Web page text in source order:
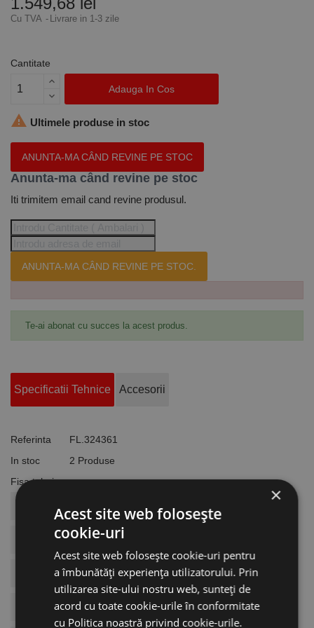
Cu TVA Livrare in 1-3 zile
Cantitate
Adauga In Cos
 Ultimele produse in stoc
ANUNTA-MA CÂND REVINE PE STOC
Anunta-ma când revine pe stoc
Iti trimitem email cand revine produsul.
ANUNTA-MA CÂND REVINE PE STOC.
Te-ai abonat cu succes la acest produs.
Specificatii Tehnice Accesorii
Referinta
FL.324361
In stoc
2 Produse
Fisa tehnica
Dimensiuni
Flex
Screed-Jet
×
Acest site web folosește
cookie-uri
Acest site web folosește cookie-uri pentru
a îmbunătăți experiența utilizatorului. Prin
utilizarea site-ului nostru web, sunteți de
acord cu toate cookie-urile în conformitate
cu Politica noastră privind cookie-urile.